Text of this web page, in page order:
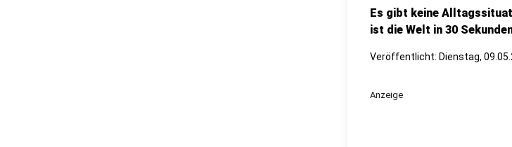
Es gibt keine
ist die Welt in 30
Veröffentlicht: Dienstag,
Anzeige